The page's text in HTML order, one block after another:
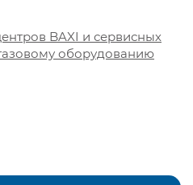
BAXI и сервисных
оборудованию